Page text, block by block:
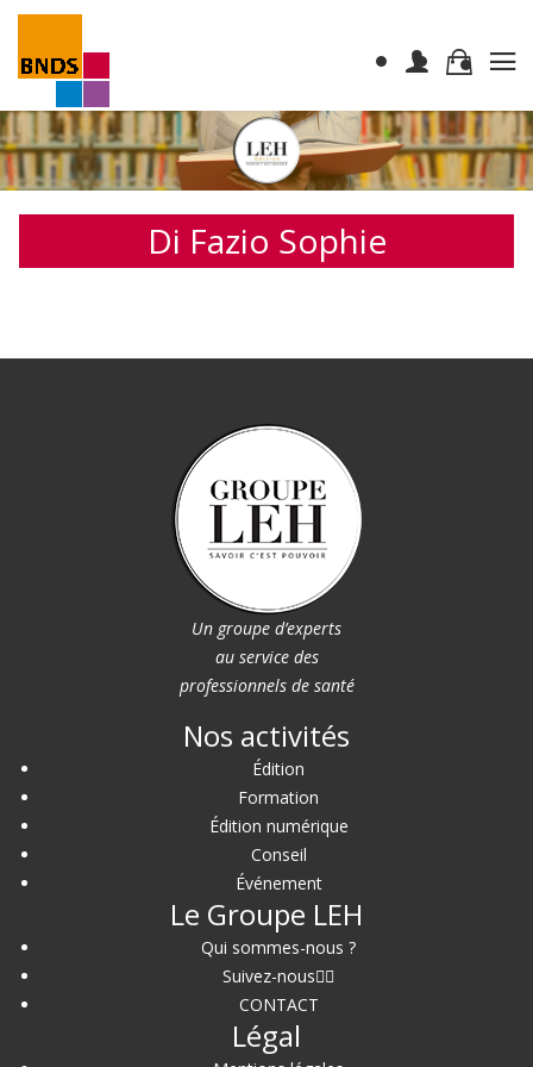
Di Fazio Sophie
Un groupe d’experts
au service des
professionnels de santé
Nos activités
Édition
Formation
Édition numérique
Conseil
Événement
Le Groupe LEH
Qui sommes-nous ?
Suivez-nous
CONTACT
Légal